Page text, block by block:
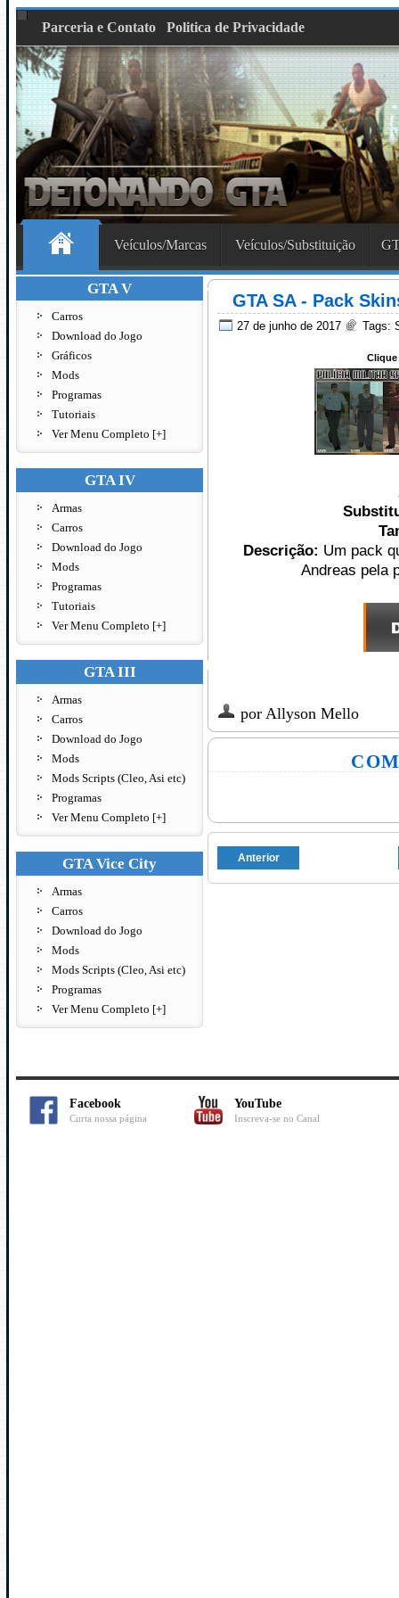
Parceria e Contato Politica de Privacidade
Veículos/Marcas Veículos/Substituição
GTA V
Carros
Download do Jogo
Gráficos
Mods
Programas
Tutoriais
Ver Menu Completo [+]
GTA IV
Armas
Carros
Download do Jogo
Mods
Programas
Tutoriais
Ver Menu Completo [+]
GTA III
Armas
Carros
Download do Jogo
Mods
Mods Scripts (Cleo, Asi etc)
Programas
Ver Menu Completo [+]
GTA Vice City
Armas
Carros
Download do Jogo
Mods
Mods Scripts (Cleo, Asi etc)
Programas
Ver Menu Completo [+]
GTA SA - Pack
27 de junho de 2017 Tags:
Clique
Descrição: Um pack
Andreas pela
por Allyson Mello
Anterior
Facebook
Curta nossa página
YouTube
Inscreva-se no Canal